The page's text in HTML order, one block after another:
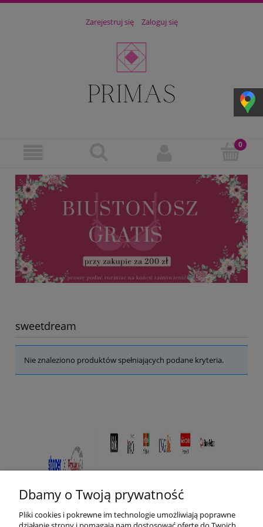
Zarejestruj się Zaloguj się
sweetdream
Nie znaleziono produktów spełniających podane kryteria.
Dbamy o Twoją prywatność
Pliki cookies i pokrewne im technologie umożliwiają poprawne